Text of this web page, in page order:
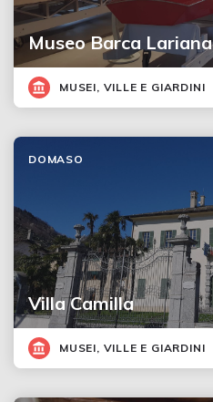
Museo Barca Lariana
MUSEI, VILLE E GIARDINI
Villa Camilla
DOMASO
MUSEI, VILLE E GIARDINI